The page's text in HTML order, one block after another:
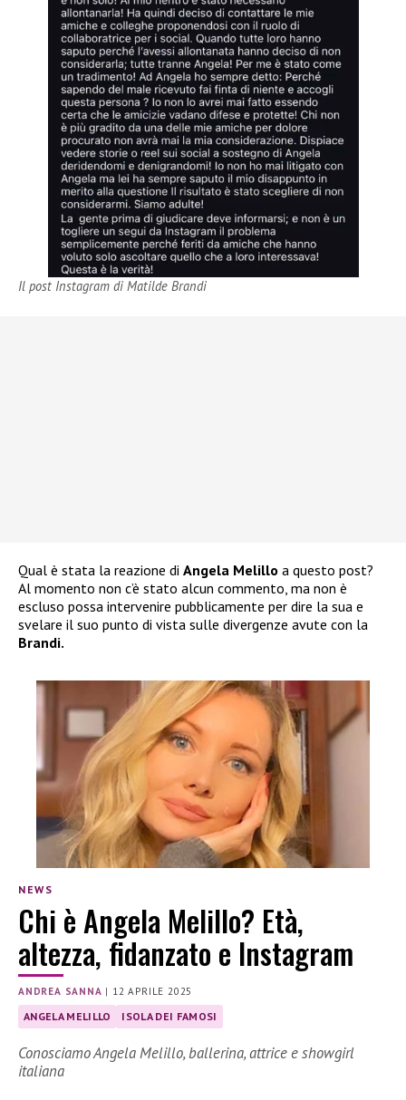
Il post Instagram di Matilde Brandi
Qual è stata la reazione di Angela Melillo a questo post?
Al momento non c’è stato alcun commento, ma non è
escluso possa intervenire pubblicamente per dire la sua e
svelare il suo punto di vista sulle divergenze avute con la
Brandi.
NEWS
Chi è Angela Melillo? Età,
altezza, fidanzato e Instagram
ANDREA SANNA | 12 APRILE 2025
ANGELA MELILLO ISOLA DEI FAMOSI
Conosciamo Angela Melillo, ballerina, attrice e showgirl
italiana